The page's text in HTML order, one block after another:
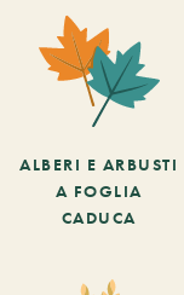
ALBERI E ARBUSTI
A FOGLIA
CADUCA